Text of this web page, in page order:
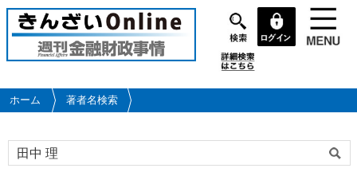
メ
イ
コ
ン
移
ホーム 著者名検索